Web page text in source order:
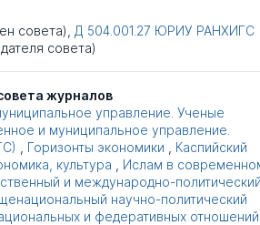
совета), Д 504.001.27 ЮРИУ РАНХИГС
совета)
журналов
управление. Ученые
и муниципальное управление.
Горизонты экономики
Каспийский
культура
Ислам в
и международно-
научно-политический
и федеративных отношений